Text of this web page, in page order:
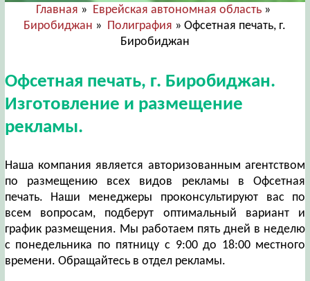
Главная » Еврейская автономная область »
Биробиджан » Полиграфия » Офсетная печать, г.
Биробиджан
Офсетная печать, г. Биробиджан.
Изготовление и размещение
рекламы.
Наша компания является авторизованным агентством
по размещению всех видов рекламы в Офсетная
печать. Наши менеджеры проконсультируют вас по
всем вопросам, подберут оптимальный вариант и
график размещения. Мы работаем пять дней в неделю
с понедельника по пятницу с 9:00 до 18:00 местного
времени. Обращайтесь в отдел рекламы.